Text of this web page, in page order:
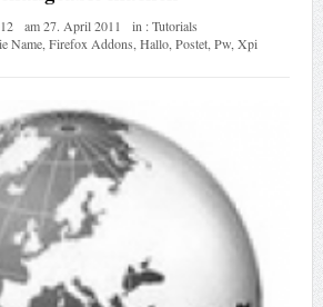
am27. April 2011 in :Tutorials
Name, Firefox Addons Hallo, Postet, Pw, Xpi